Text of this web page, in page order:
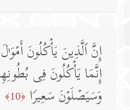
إِنَّ ٱلَّذِینَ یَأۡكُلُونَ أَمۡوَ
إِنَّمَا یَأۡكُلُونَ فِی
وَسَیَصۡلَوۡنَ سَعِیرࣰا ﴿10﴾